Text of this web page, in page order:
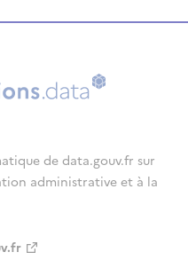
de data.gouv.fr sur
administrative et à la